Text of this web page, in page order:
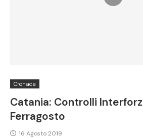
Cronaca
Catania: Controlli
Ferragosto
16 Agosto 2019